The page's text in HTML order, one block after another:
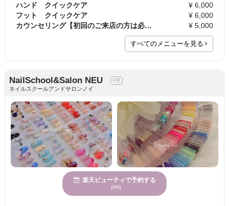
ハンド クイックケア
¥ 6,000
フット クイックケア
¥ 6,000
カウンセリング【初回のご来店の方は必ずお受け下さ…
¥ 5,000
すべてのメニューを見る
NailSchool&Salon NEU
ネイルスクールアンドサロンノイ
楽天ビューティで予約する
[PR]